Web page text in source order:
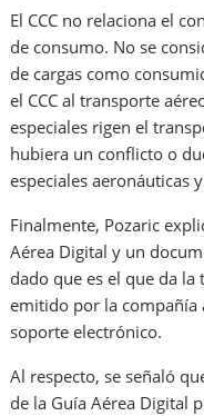
El CCC no relaciona el
de consumo. No se
de cargas como
el CCC al transporte
especiales rigen el
hubiera un conflicto o
especiales aeronáuticas y
Finalmente, Pozaric
Aérea Digital y un
dado que es el que da
emitido por la compañía
soporte electrónico.
Al respecto, se señaló
de la Guía Aérea Digital